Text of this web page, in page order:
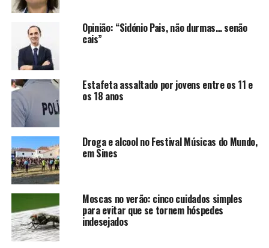
Opinião: “Sidónio Pais, não durmas… senão
cais”
Estafeta assaltado por jovens entre os 11 e
os 18 anos
Droga e alcool no Festival Músicas do Mundo,
em Sines
Moscas no verão: cinco cuidados simples
para evitar que se tornem hóspedes
indesejados